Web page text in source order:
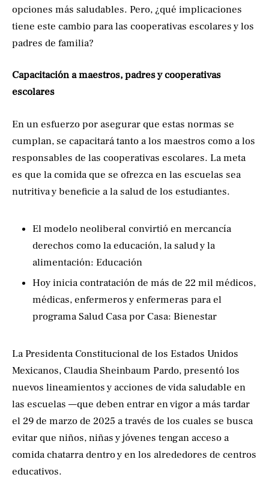
opciones más saludables. Pero, ¿qué implicaciones
tiene este cambio para las cooperativas escolares y los
padres de familia?
Capacitación a maestros, padres y cooperativas
escolares
En un esfuerzo por asegurar que estas normas se
cumplan, se capacitará tanto a los maestros como a los
responsables de las cooperativas escolares. La meta
es que la comida que se ofrezca en las escuelas sea
nutritiva y beneficie a la salud de los estudiantes.
El modelo neoliberal convirtió en mercancía
derechos como la educación, la salud y la
alimentación: Educación
Hoy inicia contratación de más de 22 mil médicos,
médicas, enfermeros y enfermeras para el
programa Salud Casa por Casa: Bienestar
La Presidenta Constitucional de los Estados Unidos
Mexicanos, Claudia Sheinbaum Pardo, presentó los
nuevos lineamientos y acciones de vida saludable en
las escuelas —que deben entrar en vigor a más tardar
el 29 de marzo de 2025 a través de los cuales se busca
evitar que niños, niñas y jóvenes tengan acceso a
comida chatarra dentro y en los alrededores de centros
educativos.